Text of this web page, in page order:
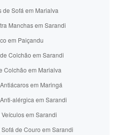
de Sofá em Marialva
Manchas em Sarandi
em Paiçandu
Colchão em Sarandi
Colchão em Marialva
em Maringá
alérgica em Sarandi
em Sarandi
de Couro em Sarandi